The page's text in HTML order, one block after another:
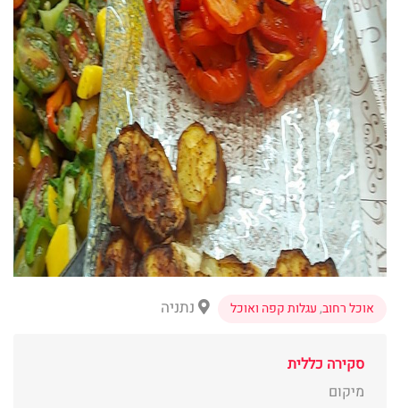
אוכל רחוב,עגלות קפה ואוכל נתניה
סקירה כללית
מיקום